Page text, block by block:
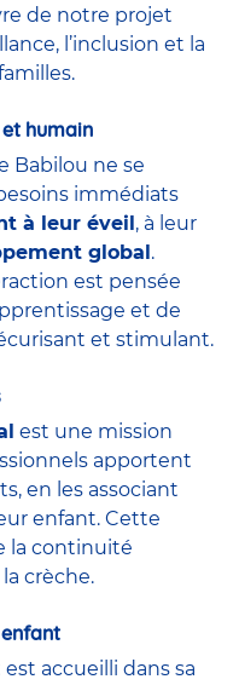
de notre projet
l’inclusion et la
humain
Babilou ne se
immédiats
à leur éveil , à leur
global .
est pensée
et de
et stimulant.
est une mission
apportent
en les associant
enfant. Cette
la continuité
crèche.
accueilli dans sa